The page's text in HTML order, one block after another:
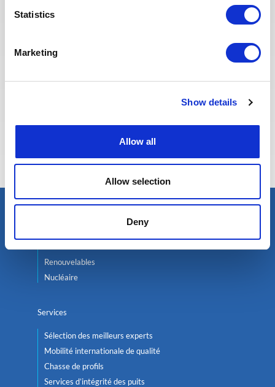
Statistics
Marketing
Show details
Allow all
Allow selection
Deny
Responsable Recrutement
Renouvelables
Nucléaire
Services
Sélection des meilleurs experts
Mobilité internationale de qualité
Chasse de profils
Services d’intégrité des puits